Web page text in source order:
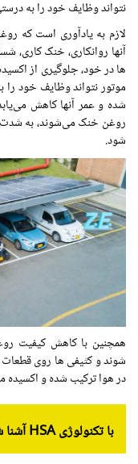
نتواند وظایف خود را به
لازم به یادآوری است که
آنها روانکاری، خنک کاری،
ها در خود، جلوگیری از
موتور نتواند وظایف خود
شده و عمر آنها کاهش
روغن خنک می‌شوند، به شدت
شود.
همچنین با کاهش کیفیت
شوند و کثیفی ها روی
در هوا ترکیب شده و
با تکنولوژی HSA آشنا شوید